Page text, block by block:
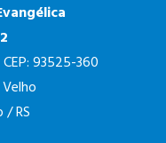
93525-360
RS